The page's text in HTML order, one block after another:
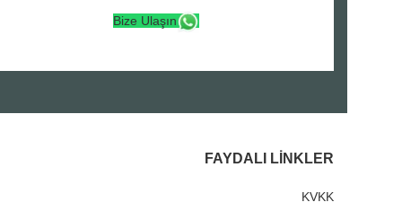
Bize Ulaşın
FAYDALI LINKLER
KVKK